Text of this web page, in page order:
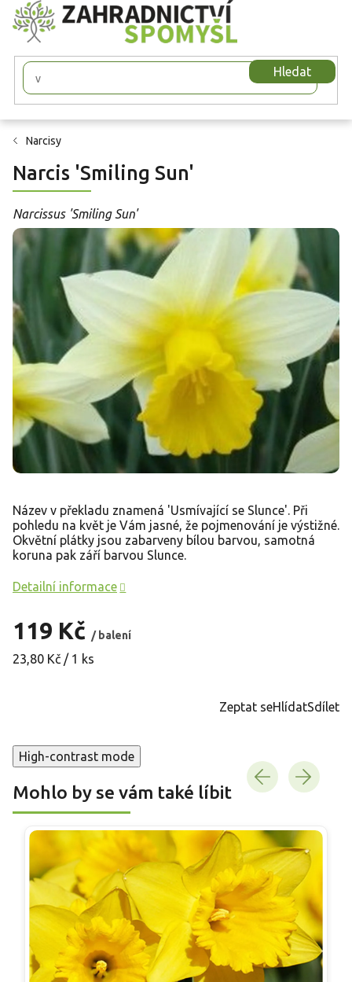
Přejít
na
obsah
Hledat
Narcisy
Narcis 'Smiling Sun'
Narcissus 'Smiling Sun'
119 Kč / balení
Měrná
23,80 Kč / 1 ks
Název v překladu znamená 'Usmívající se Slunce'. Při
pohledu na květ je Vám jasné, že pojmenování je výstižné.
Okvětní plátky jsou zabarveny bílou barvou, samotná
koruna pak září barvou Slunce.
Detailní informace
Zeptat seHlídatSdílet
High-contrast mode
Mohlo by se vám také líbit